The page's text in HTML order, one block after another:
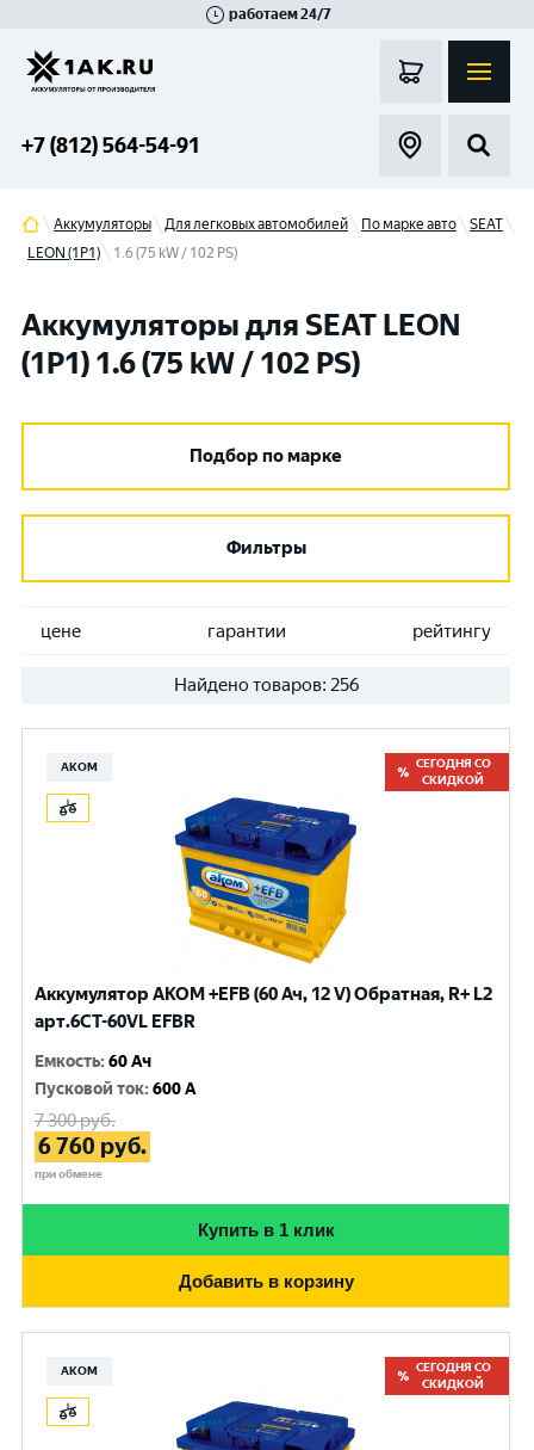
работаем 24/7
+7 (812) 564-54-91
Аккумуляторы Для легковых автомобилей По марке авто
SEAT
LEON (1P1)
1.6 (75 kW / 102 PS)
Аккумуляторы для SEAT LEON
(1P1) 1.6 (75 kW / 102 PS)
Подбор по марке
Фильтры
цене гарантии рейтингу
Найдено товаров: 256
АКОМ
СЕГОДНЯ СО
СКИДКОЙ
Аккумулятор AKOM +EFB (60 Ач, 12 V) Обратная, R+ L2
арт.6CТ-60VL EFBR
Емкость:60 Ач
Пусковой ток:600 A
7 300руб.
6 760 руб.
при обмене
Купить в 1 клик
Добавить в корзину
АКОМ
СЕГОДНЯ СО
СКИДКОЙ
Гатчина